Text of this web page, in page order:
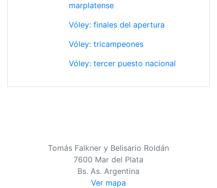
marplatense
Vóley: finales del apertura
Vóley: tricampeones
Vóley: tercer puesto nacional
Tomás Falkner y Belisario Roldán
7600 Mar del Plata
Bs. As. Argentina
Ver mapa